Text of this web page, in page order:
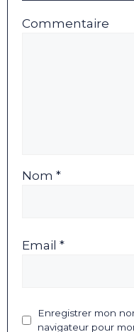
Commentaire
Nom *
Email *
Enregistrer mon
navigateur pour